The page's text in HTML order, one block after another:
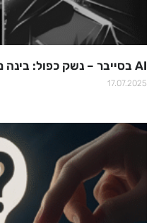
AI בסייבר – נשק כפול: בינה מלאכותית במתקפות ובהגנה
17.07.2025